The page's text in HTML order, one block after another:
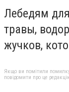
Лебедям
травы,
жучков,
Якщо ви помітили
повідомити про це